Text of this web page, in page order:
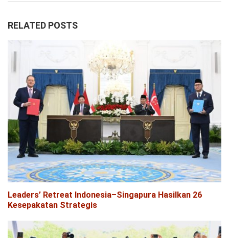
RELATED POSTS
Leaders’ Retreat Indonesia–Singapura Hasilkan 26
Kesepakatan Strategis